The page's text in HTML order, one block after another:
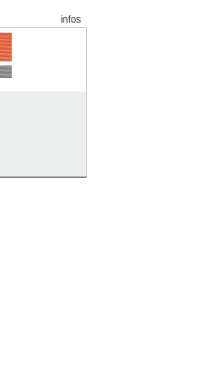
infos